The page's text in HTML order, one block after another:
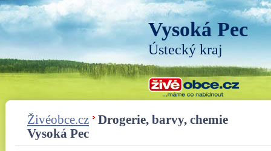
Vysoká Pec
Ústecký kraj
Živéobce.cz
Drogerie, barvy, chemie
Vysoká Pec